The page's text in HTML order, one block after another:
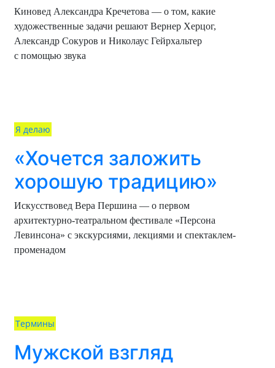
Киновед Александра Кречетова — о том, какие
художественные задачи решают Вернер Херцог,
Александр Сокуров и Николаус Гейрхальтер
с помощью звука
Я делаю
«Хочется заложить
хорошую традицию»
Искусствовед Вера Першина — о первом
архитектурно-театральном фестивале «Персона
Левинсона» с экскурсиями, лекциями и спектаклем-
променадом
Термины
Мужской взгляд